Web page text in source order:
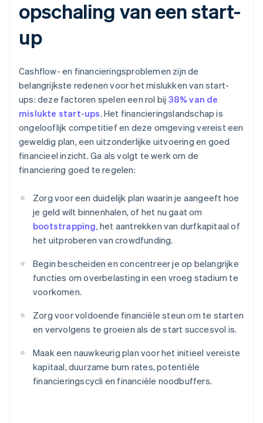
opschaling van een start-
up
Cashflow- en financieringsproblemen zijn de
belangrijkste redenen voor het mislukken van start-
ups: deze factoren spelen een rol bij 38% van de
mislukte start-ups. Het financieringslandschap is
ongelooflijk competitief en deze omgeving vereist een
geweldig plan, een uitzonderlijke uitvoering en goed
financieel inzicht. Ga als volgt te werk om de
financiering goed te regelen:
Zorg voor een duidelijk plan waarin je aangeeft hoe
je geld wilt binnenhalen, of het nu gaat om
bootstrapping, het aantrekken van durfkapitaal of
het uitproberen van crowdfunding.
Begin bescheiden en concentreer je op belangrijke
functies om overbelasting in een vroeg stadium te
voorkomen.
Zorg voor voldoende financiële steun om te starten
en vervolgens te groeien als de start succesvol is.
Maak een nauwkeurig plan voor het initieel vereiste
kapitaal, duurzame burn rates, potentiële
financieringscycli en financiële noodbuffers.